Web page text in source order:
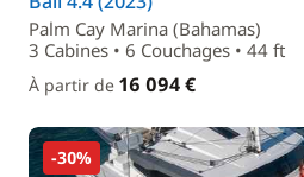
Palm Cay Marina (Bahamas)
3 Cabines • 6 Couchages • 44 ft
À partir de 16 094 €
-30%